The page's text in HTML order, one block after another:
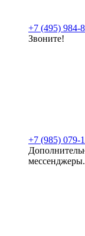
+7 (495) 984-
Звоните!
+7 (985) 079-
мессенджеры.